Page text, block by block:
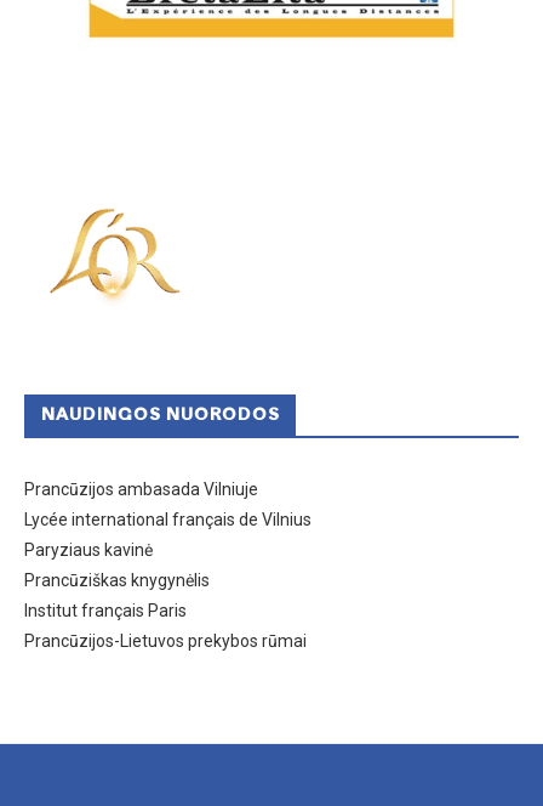
NAUDINGOS NUORODOS
Prancūzijos ambasada Vilniuje
Lycée international français de Vilnius
Paryziaus kavinė
Prancūziškas knygynėlis
Institut français Paris
Prancūzijos-Lietuvos prekybos rūmai